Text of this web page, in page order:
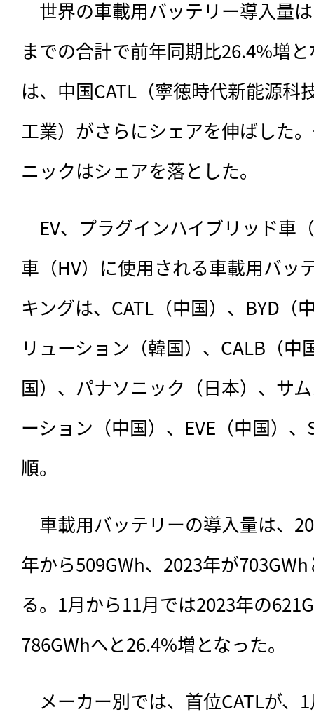
世界の車載用バッテリー導入量
までの合計で前年同期比26.4%増
は、中国CATL（寧徳時代新能源科
工業）がさらにシェアを伸ばした
ニックはシェアを落とした。
EV、プラグインハイブリッド車
車（HV）に使用される車載用バッ
キングは、 CATL（中国）、BYD（
リューション（韓国）、CALB（中
国）、パナソニック（日本）、サ
ーション（中国）、EVE（中国）
順。
車載用バッテリーの導入量は、
年から509GWh、2023年が
る。1月から11月では2023年の
786GWhへと26.4%増となった。
メーカー別では、首位CATLが、